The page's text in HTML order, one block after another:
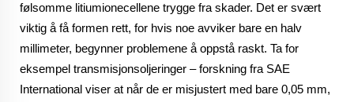
følsomme litiumionecellene trygge fra skader. Det er svært
viktig å få formen rett, for hvis noe avviker bare en halv
millimeter, begynner problemene å oppstå raskt. Ta for
eksempel transmisjonsoljeringer – forskning fra SAE
International viser at når de er misjustert med bare 0,05 mm,